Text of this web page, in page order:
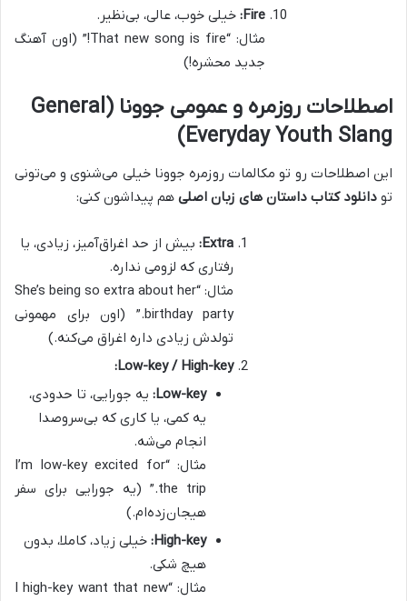
Fire: خیلی خوب، عالی، بی‌نظیر.
مثال: “That new song is fire!” (اون آهنگ
جدید محشره!)
اصطلاحات روزمره و عمومی جوونا (General
Everyday Youth Slang)
این اصطلاحات رو تو مکالمات روزمره جوونا خیلی می‌شنوی و می‌تونی
تو دانلود کتاب داستان های زبان اصلی هم پیداشون کنی:
Extra: بیش از حد اغراق‌آمیز، زیادی، یا
رفتاری که لزومی نداره.
مثال: “She’s being so extra about her
birthday party.” (اون برای مهمونی
تولدش زیادی داره اغراق می‌کنه.)
Low-key / High-key:
Low-key: یه جورایی، تا حدودی،
یه کمی، یا کاری که بی‌سروصدا
انجام می‌شه.
مثال: “I’m low-key excited for
the trip.” (یه جورایی برای سفر
هیجان‌زده‌ام.)
High-key: خیلی زیاد، کاملا، بدون
هیچ شکی.
مثال: “I high-key want that new